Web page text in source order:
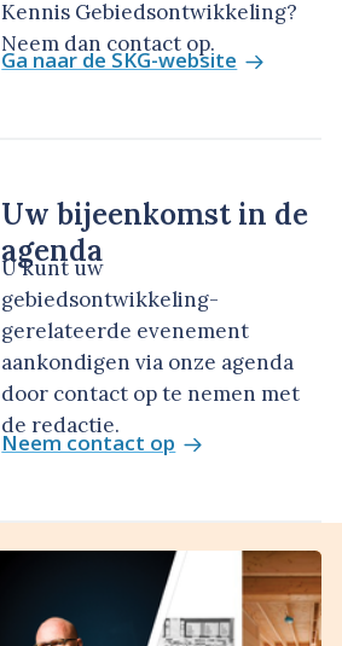
Kennis Gebiedsontwikkeling?
Neem dan contact op.
Ga naar de SKG-website
Uw bijeenkomst in de
agenda
U kunt uw
gebiedsontwikkeling-
gerelateerde evenement
aankondigen via onze agenda
door contact op te nemen met
de redactie.
Neem contact op